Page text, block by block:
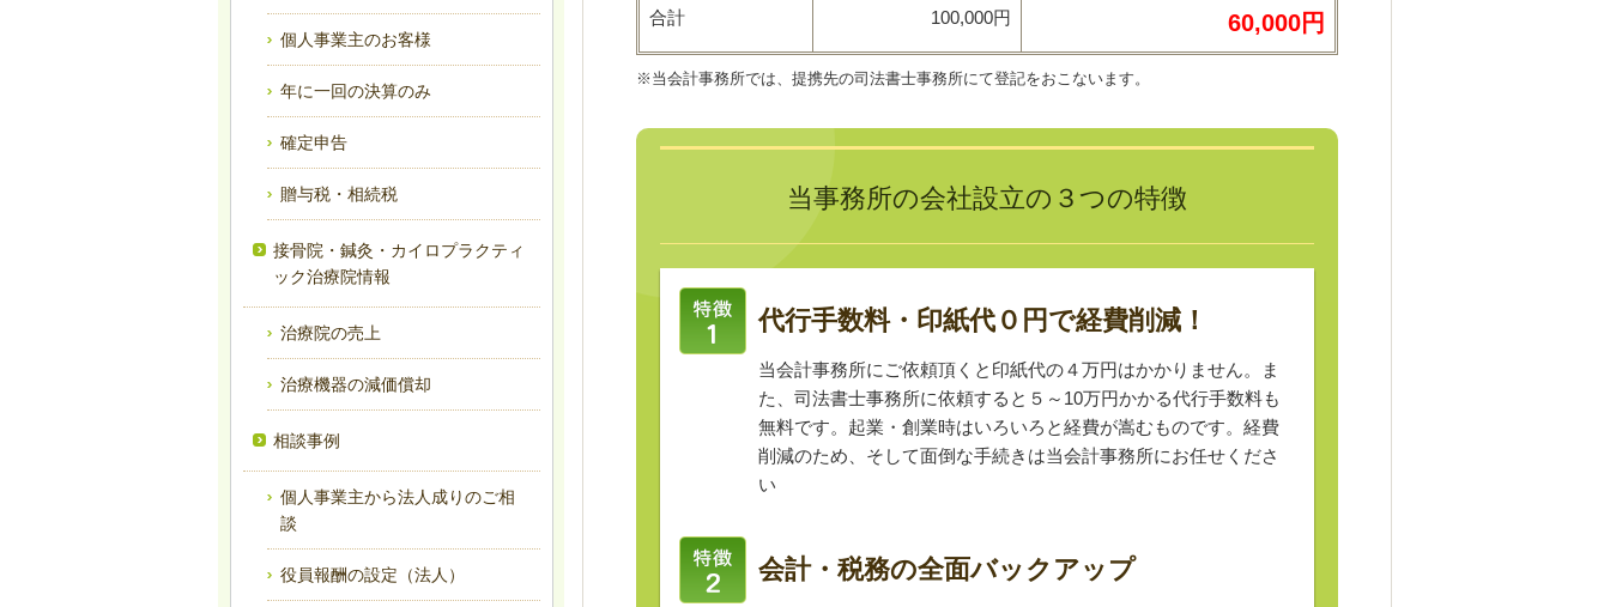
合計 100,000円 60,000円
※当会計事務所では、提携先の司法書士事務所にて登記をおこないます。
当事務所の会社設立の３つの特徴
代行手数料・印紙代０円で経費削減！
当会計事務所にご依頼頂くと印紙代の４万円はかかりません。ま
た、司法書士事務所に依頼すると５～10万円かかる代行手数料も
無料です。起業・創業時はいろいろと経費が嵩むものです。経費
削減のため、そして面倒な手続きは当会計事務所にお任せくださ
い
会計・税務の全面バックアップ
個人事業主のお客様
年に一回の決算のみ
確定申告
贈与税・相続税
接骨院・鍼灸・カイロプラクティ
ック治療院情報
治療院の売上
治療機器の減価償却
相談事例
個人事業主から法人成りのご相
談
役員報酬の設定（法人）